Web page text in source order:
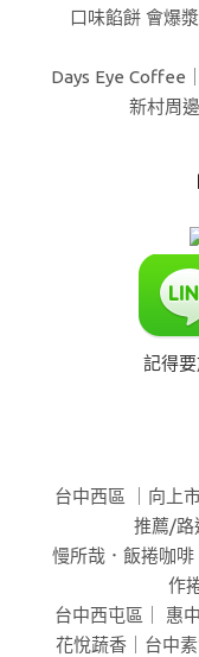
口味餡餅 會爆
Days Eye Coffee
新村周
記得
台中西區 ｜向上
推薦/路
慢所哉．飯捲咖
作
台中西屯區｜ 惠
花悅蔬香｜台中